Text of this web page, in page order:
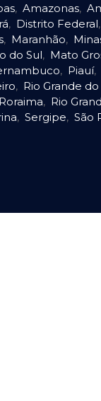
, Amazonas,
, Distrito Federal,
, Maranhão,
do Sul, Mato
, Piauí,
, Rio Grande
Roraima, Rio
, Sergipe, São